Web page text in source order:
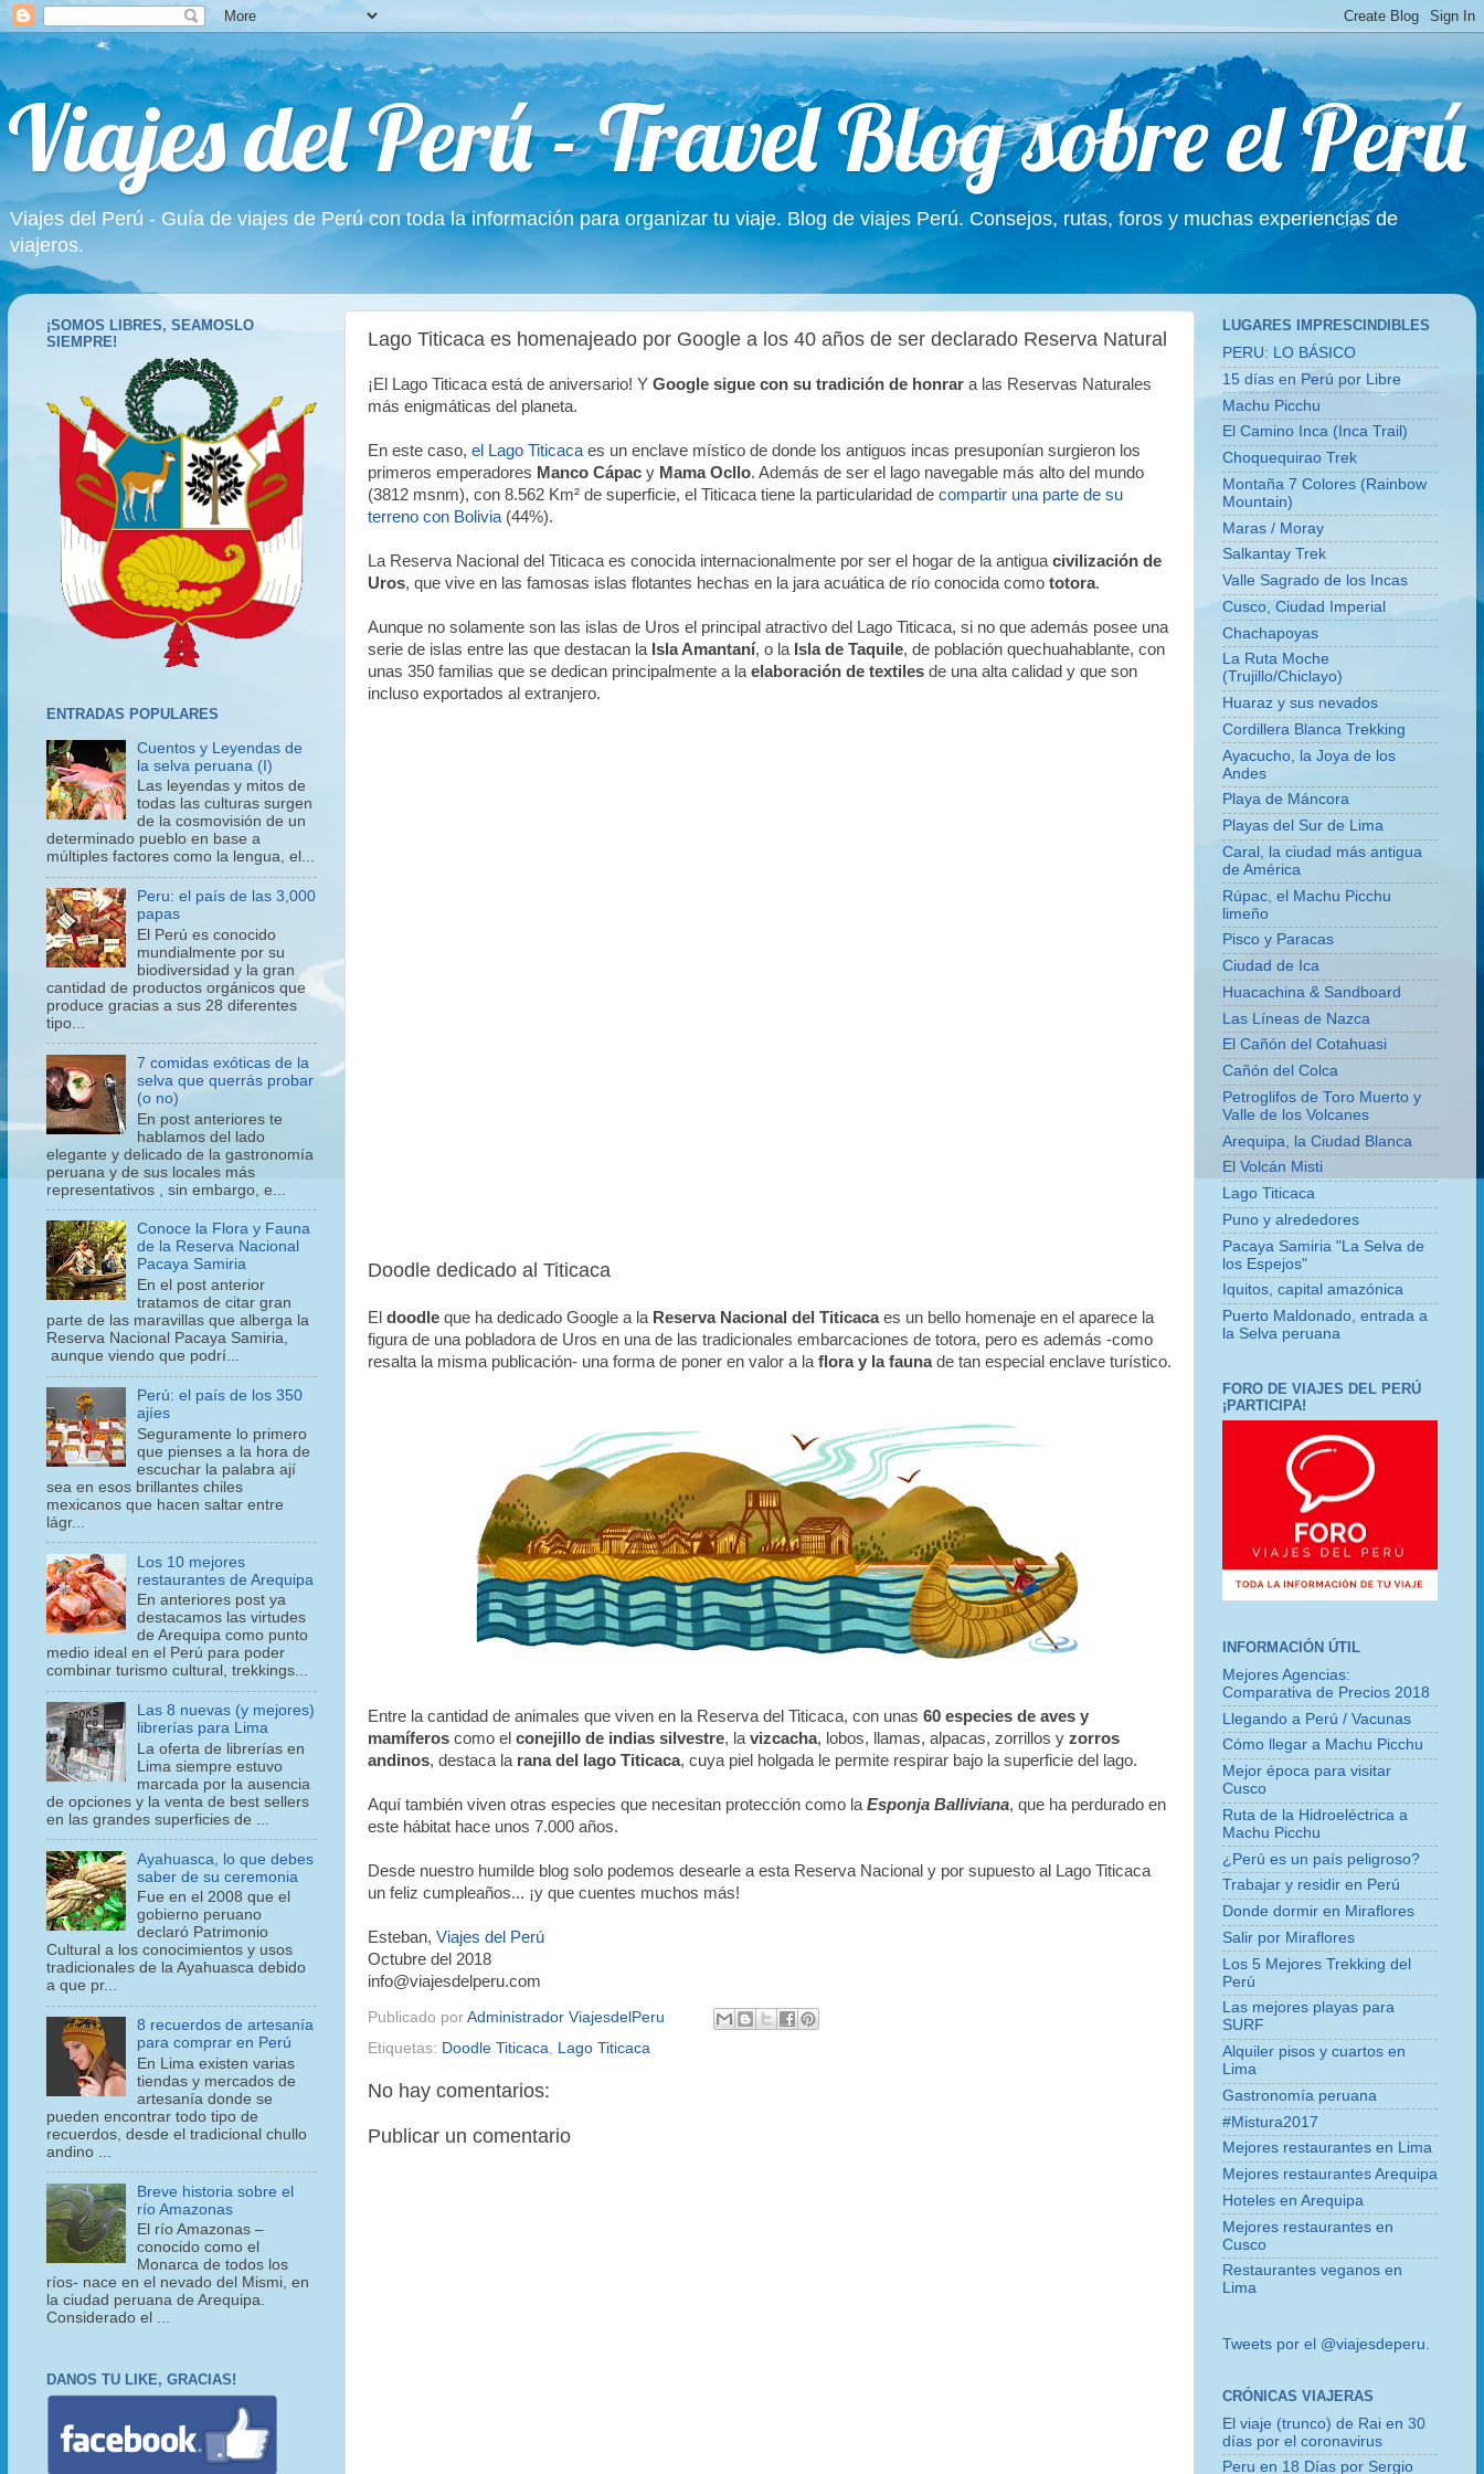
Viajes del Perú - Travel Blog sobre el Perú
Viajes del Perú - Guía de viajes de Perú con toda la información para organizar tu viaje. Blog de viajes Perú. Consejos, rutas, foros y muchas experiencias de
viajeros.
Lago Titicaca es homenajeado por Google a los 40 años de ser declarado Reserva Natural
¡El Lago Titicaca está de aniversario! Y Google sigue con su tradición de honrar a las Reservas Naturales
más enigmáticas del planeta.
En este caso, el Lago Titicaca es un enclave místico de donde los antiguos incas presuponían surgieron los
primeros emperadores Manco Cápac y Mama Ocllo. Además de ser el lago navegable más alto del mundo
(3812 msnm), con 8.562 Km² de superficie, el Titicaca tiene la particularidad de compartir una parte de su
terreno con Bolivia (44%).
La Reserva Nacional del Titicaca es conocida internacionalmente por ser el hogar de la antigua civilización de
Uros, que vive en las famosas islas flotantes hechas en la jara acuática de río conocida como totora.
Aunque no solamente son las islas de Uros el principal atractivo del Lago Titicaca, si no que además posee una
serie de islas entre las que destacan la Isla Amantaní, o la Isla de Taquile, de población quechuahablante, con
unas 350 familias que se dedican principalmente a la elaboración de textiles de una alta calidad y que son
incluso exportados al extranjero.
Doodle dedicado al Titicaca
El doodle que ha dedicado Google a la Reserva Nacional del Titicacaes un bello homenaje en el aparece la
figura de una pobladora de Uros en una de las tradicionales embarcaciones de totora, pero es además -como
resalta la misma publicación- una forma de poner en valor a la flora y la faunade tan especial enclave turístico.
Entre la cantidad de animales que viven en la Reserva del Titicaca, con unas 60 especies de aves y
mamíferos como el conejillo de indias silvestre, la vizcacha, lobos, llamas, alpacas, zorrillos y zorros
andinos, destaca la rana del lago Titicaca, cuya piel holgada le permite respirar bajo la superficie del lago.
Aquí también viven otras especies que necesitan protección como la Esponja Balliviana, que ha perdurado en
este hábitat hace unos 7.000 años.
Desde nuestro humilde blog solo podemos desearle a esta Reserva Nacional y por supuesto al Lago Titicaca
un feliz cumpleaños... ¡y que cuentes muchos más!
Esteban, Viajes del Perú
Octubre del 2018
info@viajesdelperu.com
Publicado por Administrador ViajesdelPeru
Etiquetas: Doodle Titicaca Lago Titicaca
No hay comentarios:
Publicar un comentario
¡SOMOS LIBRES, SEAMOSLO
SIEMPRE!
ENTRADAS POPULARES
Cuentos y Leyendas de
la selva peruana (I)
Las leyendas y mitos de
todas las culturas surgen
de la cosmovisión de un
determinado pueblo en base a
múltiples factores como la lengua, el...
Peru: el país de las 3,000
papas
El Perú es conocido
mundialmente por su
biodiversidad y la gran
cantidad de productos orgánicos que
produce gracias a sus 28 diferentes
tipo...
7 comidas exóticas de la
selva que querrás probar
(o no)
En post anteriores te
hablamos del lado
elegante y delicado de la gastronomía
peruana y de sus locales más
representativos , sin embargo, e...
Conoce la Flora y Fauna
de la Reserva Nacional
Pacaya Samiria
En el post anterior
tratamos de citar gran
parte de las maravillas que alberga la
Reserva Nacional Pacaya Samiria,
aunque viendo que podrí...
Perú: el país de los 350
ajíes
Seguramente lo primero
que pienses a la hora de
escuchar la palabra ají
sea en esos brillantes chiles
mexicanos que hacen saltar entre
lágr...
Los 10 mejores
restaurantes de Arequipa
En anteriores post ya
destacamos las virtudes
de Arequipa como punto
medio ideal en el Perú para poder
combinar turismo cultural, trekkings...
Las 8 nuevas (y mejores)
librerías para Lima
La oferta de librerías en
Lima siempre estuvo
marcada por la ausencia
de opciones y la venta de best sellers
en las grandes superficies de ...
Ayahuasca, lo que debes
saber de su ceremonia
Fue en el 2008 que el
gobierno peruano
declaró Patrimonio
Cultural a los conocimientos y usos
tradicionales de la Ayahuasca debido
a que pr...
8 recuerdos de artesanía
para comprar en Perú
En Lima existen varias
tiendas y mercados de
artesanía donde se
pueden encontrar todo tipo de
recuerdos, desde el tradicional chullo
andino ...
Breve historia sobre el
río Amazonas
El río Amazonas –
conocido como el
Monarca de todos los
ríos- nace en el nevado del Mismi, en
la ciudad peruana de Arequipa.
Considerado el ...
DANOS TU LIKE, GRACIAS!
LUGARES IMPRESCINDIBLES
PERU: LO BÁSICO
15 días en Perú por Libre
Machu Picchu
El Camino Inca (Inca Trail)
Choquequirao Trek
Montaña 7 Colores (Rainbow
Mountain)
Maras / Moray
Salkantay Trek
Valle Sagrado de los Incas
Cusco, Ciudad Imperial
Chachapoyas
La Ruta Moche
(Trujillo/Chiclayo)
Huaraz y sus nevados
Cordillera Blanca Trekking
Ayacucho, la Joya de los
Andes
Playa de Máncora
Playas del Sur de Lima
Caral, la ciudad más antigua
de América
Rúpac, el Machu Picchu
limeño
Pisco y Paracas
Ciudad de Ica
Huacachina & Sandboard
Las Líneas de Nazca
El Cañón del Cotahuasi
Cañón del Colca
Petroglifos de Toro Muerto y
Valle de los Volcanes
Arequipa, la Ciudad Blanca
El Volcán Misti
Lago Titicaca
Puno y alrededores
Pacaya Samiria "La Selva de
los Espejos"
Iquitos, capital amazónica
Puerto Maldonado, entrada a
la Selva peruana
FORO DE VIAJES DEL PERÚ
¡PARTICIPA!
INFORMACIÓN ÚTIL
Mejores Agencias:
Comparativa de Precios 2018
Llegando a Perú / Vacunas
Cómo llegar a Machu Picchu
Mejor época para visitar
Cusco
Ruta de la Hidroeléctrica a
Machu Picchu
¿Perú es un país peligroso?
Trabajar y residir en Perú
Donde dormir en Miraflores
Salir por Miraflores
Los 5 Mejores Trekking del
Perú
Las mejores playas para
SURF
Alquiler pisos y cuartos en
Lima
Gastronomía peruana
#Mistura2017
Mejores restaurantes en Lima
Mejores restaurantes Arequipa
Hoteles en Arequipa
Mejores restaurantes en
Cusco
Restaurantes veganos en
Lima
Tweets por el @viajesdeperu.
CRÓNICAS VIAJERAS
El viaje (trunco) de Rai en 30
días por el coronavirus
Peru en 18 Días por Sergio